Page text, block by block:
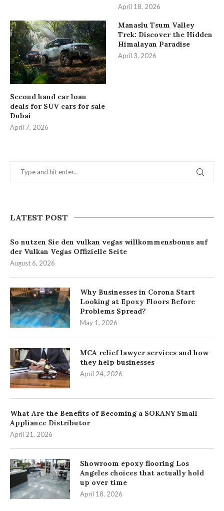
LATEST POST
So nutzen Sie den vulkan vegas willkommensbonus auf
der Vulkan Vegas Offizielle Seite
August 6, 2026
Why Businesses in Corona Start
Looking at Epoxy Floors Before
Problems Spread?
May 1, 2026
MCA relief lawyer services and how
they help businesses
April 24, 2026
What Are the Benefits of Becoming a SOKANY Small
Appliance Distributor
April 21, 2026
Showroom epoxy flooring Los
Angeles choices that actually hold
up over time
April 18, 2026
April 18, 2026
Second hand car loan
deals for SUV cars for sale
Dubai
April 7, 2026
Manaslu Tsum Valley
Trek: Discover the Hidden
Himalayan Paradise
April 3, 2026